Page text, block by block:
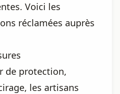
Voici les
réclamées auprès
de protection,
les artisans